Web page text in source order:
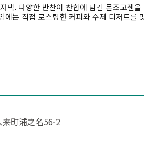
택. 다양한 반찬이 찬합에 담긴 몬조고젠을
는 직접 로스팅한 커피와 수제 디저트를
町浦之名56-2